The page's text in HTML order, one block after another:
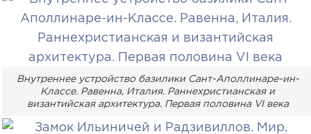
Внутреннее устройство базилики Сант-Аполлинаре-ин-
Классе. Равенна, Италия. Раннехристианская и
византийская архитектура. Первая половина VI века